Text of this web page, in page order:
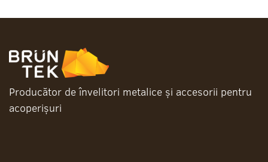
Producător de învelitori metalice și accesorii pentru
acoperișuri